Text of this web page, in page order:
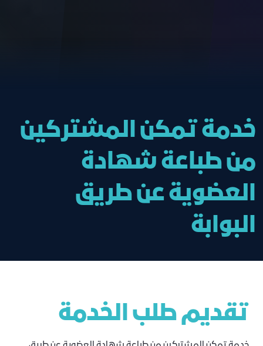
خدمة تمكن المشتركين
من طباعة شهادة
العضوية عن طريق
البوابة
تقديم طلب الخدمة